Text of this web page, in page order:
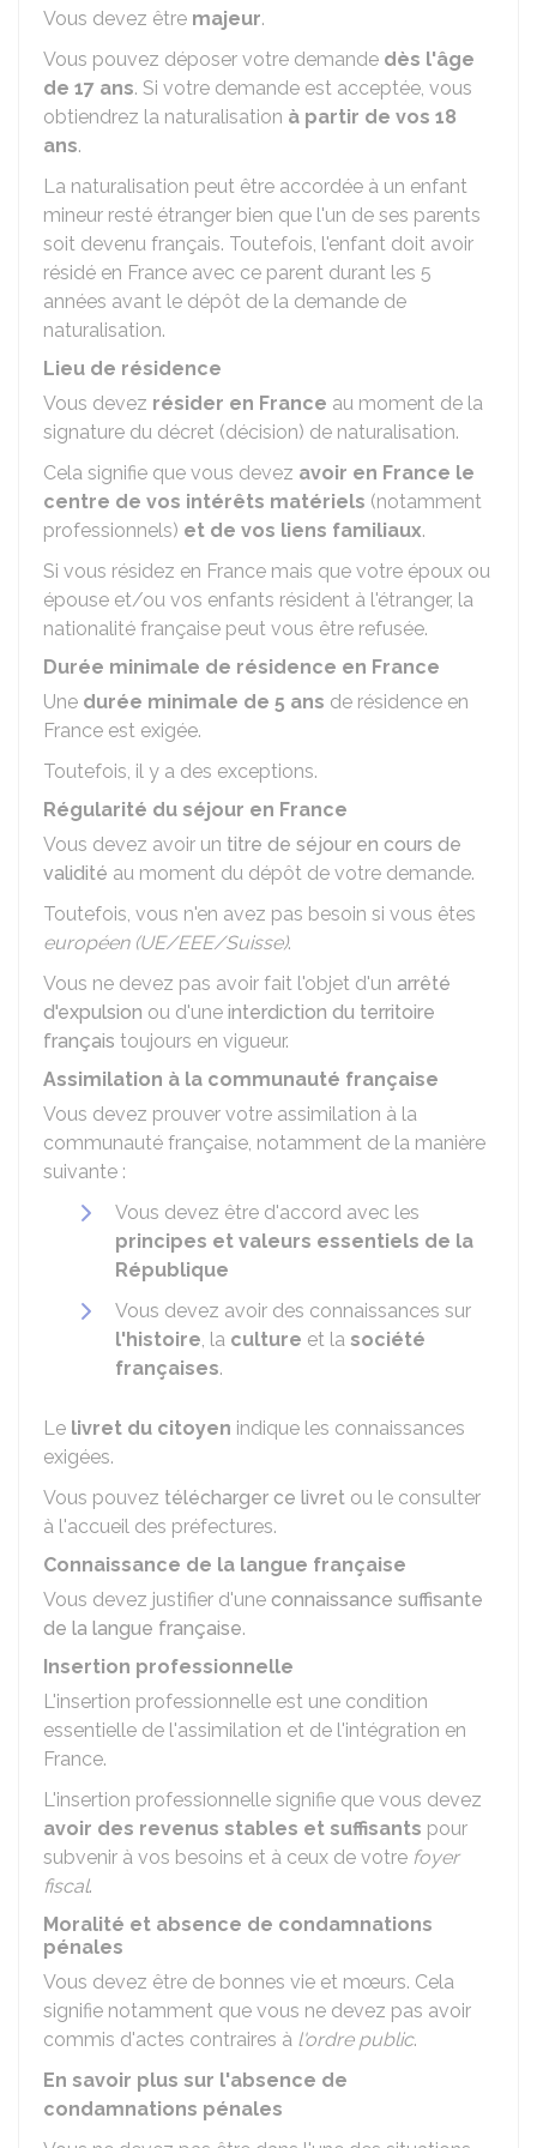
Vous devez être majeur.
Vous pouvez déposer votre demande dès l'âge
de 17 ans. Si votre demande est acceptée, vous
obtiendrez la naturalisation à partir de vos 18
ans.
La naturalisation peut être accordée à un enfant
mineur resté étranger bien que l'un de ses parents
soit devenu français. Toutefois, l'enfant doit avoir
résidé en France avec ce parent durant les 5
années avant le dépôt de la demande de
naturalisation.
Lieu de résidence
Vous devez résider en France au moment de la
signature du décret (décision) de naturalisation.
Cela signifie que vous devez avoir en France le
centre de vos intérêts matériels (notamment
professionnels) et de vos liens familiaux.
Si vous résidez en France mais que votre époux ou
épouse et/ou vos enfants résident à l'étranger, la
nationalité française peut vous être refusée.
Durée minimale de résidence en France
Une durée minimale de 5 ans de résidence en
France est exigée.
Toutefois, il y a des exceptions.
Régularité du séjour en France
Vous devez avoir un titre de séjour en cours de
validité au moment du dépôt de votre demande.
Toutefois, vous n'en avez pas besoin si vous êtes
européen (UE/EEE/Suisse).
Vous ne devez pas avoir fait l'objet d'un arrêté
d'expulsion ou d'une interdiction du territoire
français toujours en vigueur.
Assimilation à la communauté française
Vous devez prouver votre assimilation à la
communauté française, notamment de la manière
suivante :
Vous devez être d'accord avec les
principes et valeurs essentiels de la
République
Vous devez avoir des connaissances sur
l'histoire, la culture et la société
françaises.
Le livret du citoyen indique les connaissances
exigées.
Vous pouvez télécharger ce livret ou le consulter
à l'accueil des préfectures.
Connaissance de la langue française
Vous devez justifier d'une connaissance suffisante
de la langue française.
Insertion professionnelle
L'insertion professionnelle est une condition
essentielle de l'assimilation et de l'intégration en
France.
L'insertion professionnelle signifie que vous devez
avoir des revenus stables et suffisants pour
subvenir à vos besoins et à ceux de votre foyer
fiscal.
Moralité et absence de condamnations
pénales
Vous devez être de bonnes vie et mœurs. Cela
signifie notamment que vous ne devez pas avoir
commis d'actes contraires à l'ordre public.
En savoir plus sur l'absence de
condamnations pénales